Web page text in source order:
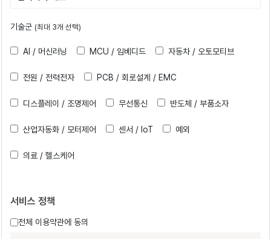
기술군 (최대 3개 선택)
AI / 머신러닝 MCU / 임베디드 자동차 / 오토모티브
전원 / 전력전자 PCB / 회로설계 / EMC
디스플레이 / 조명제어 무선통신 반도체 / 부품소자
산업자동화 / 모터제어 센서 / IoT 예외
의료 / 헬스케어
서비스 정책
전체 이용약관에 동의